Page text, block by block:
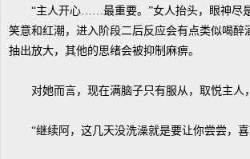
“主人开心……最重要。”女人抬头，眼神尽
笑意和红潮，进入阶段二后反应会有点类似喝醉
抽出放大，其他的思绪会被抑制麻痹。
对她而言，现在满脑子只有服从，取悦主人
“继续阿，这几天没洗澡就是要让你尝尝，喜